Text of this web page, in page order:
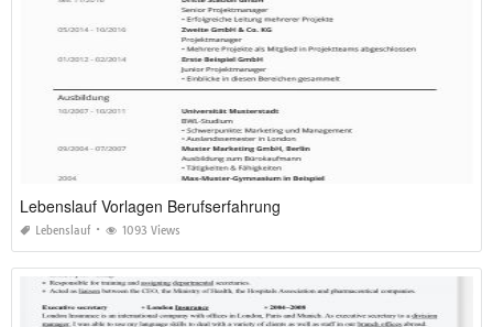
Lebenslauf Vorlagen Berufserfahrung
Lebenslauf 1093 Views